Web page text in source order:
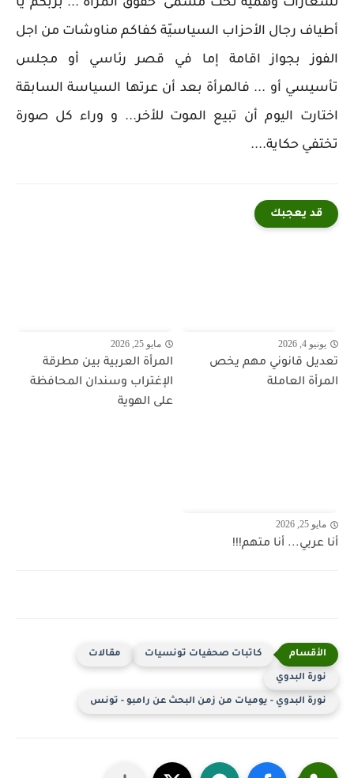
لشعارات وهميّة تحت مسمّى "حقوق المرأة"... بربكم يا
أطياف رجال الأحزاب السياسيّة كفاكم مناوشات من اجل
الفوز بجواز اقامة إما في قصر رئاسي أو مجلس
تأسيسي أو ... فالمرأة بعد أن عرتها السياسة السابقة
اختارت اليوم أن تبيع الموت للأخر... و وراء كل صورة
تختفي حكاية....
قد يعجبك
يونيو 4, 2026
تعديل قانوني مهم يخص
المرأة العاملة
مايو 25, 2026
المرأة العربية بين مطرقة
الإغتراب وسندان المحافظة
على الهوية
مايو 25, 2026
أنا عربي... أنا متهم!!!
كاتبات صحفيات تونسيات مقالات
نورة البدوي
نورة البدوي - يوميات من زمن البحث عن رامبو - تونس